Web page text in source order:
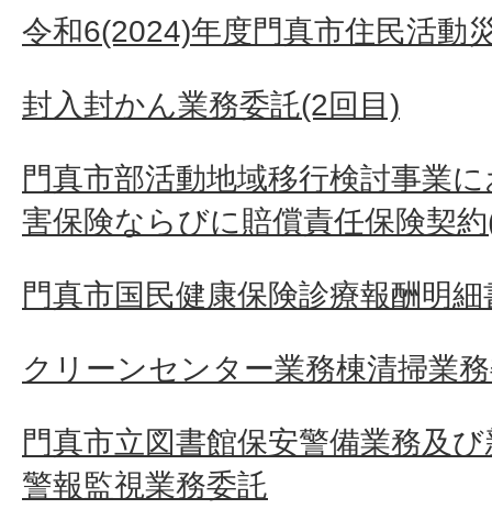
令和6(2024)年度門真市住民活動
封入封かん業務委託(2回目)
門真市部活動地域移行検討事業
害保険ならびに賠償責任保険契
門真市国民健康保険診療報酬明
クリーンセンター業務棟清掃業
門真市立図書館保安警備業務及
警報監視業務委託